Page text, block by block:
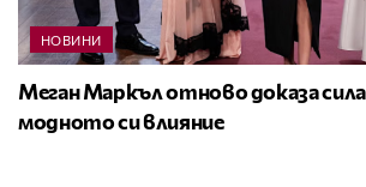
НОВИНИ
Меган Маркъл отново доказа
модното си влияние